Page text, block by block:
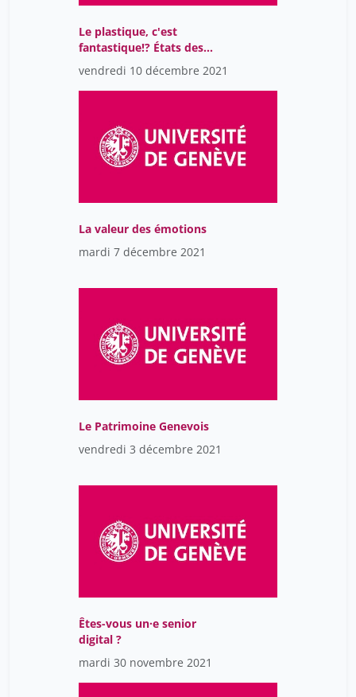
Le plastique, c'est
fantastique!? États des
lieux sur la pollution due
aux plastiques et les
solutions possibles pour
vendredi 10 décembre 2021
La valeur des émotions
mardi 7 décembre 2021
Le Patrimoine Genevois
vendredi 3 décembre 2021
Êtes-vous un·e senior
digital ?
mardi 30 novembre 2021